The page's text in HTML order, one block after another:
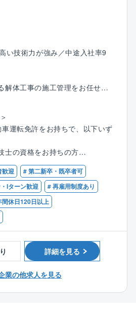
ほどの短いものが多く、夜勤
しても定年まで働いて頂ける環
や出張範囲に相談がある場合
可能です。ぜひ積極的にご応
はなく、1つの工事を丸ごと請負
まりはありません。そのため、
どのように工事を進めるか0か
見が反映されやすかったりと自
。
ーカーからの元受け工事が多
種類様々。脱炭素の要求が進む
用したりと突き詰めがいもあ
積極増員中のため、マネジメ
をお伝えします。同社は中途社
気軽に質問等ができ、安心して
い技術力が強み／中途入社率9
解体工事の施工管理をお任せし
点が多く、トラブル対応や休
程度。ワークライフバランス
の転職者が多い上場会社です。
績好調につき増員採用を行いま
や出張範囲に相談がある場合
考可能です。
ださい。
棄物処理、又はスクラップ等
・施工計画作成
運転免許をお持ちで、以下いず
士の資格をお持ちの方
士の資格をお持ちの方
技術者の要件を満たす方
歓迎
# 第二新卒・既卒者可
Iターン歓迎
# 再雇用制度あり
間休日120日以上
詳細を見る
業の他求人を見る